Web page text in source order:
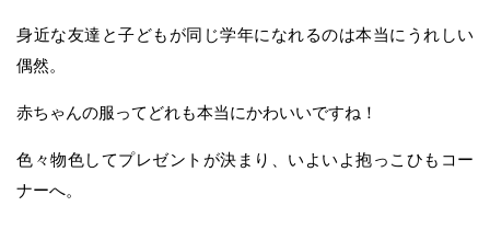
身近な友達と子どもが同じ学年になれるのは本当にうれしい
偶然。
赤ちゃんの服ってどれも本当にかわいいですね！
色々物色してプレゼントが決まり、いよいよ抱っこひもコー
ナーへ。